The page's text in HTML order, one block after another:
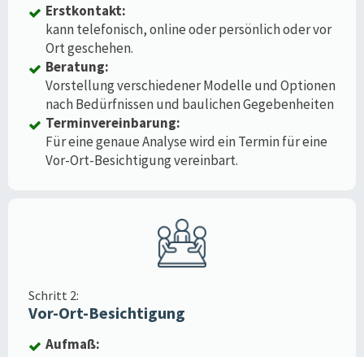
Erstkontakt:
kann telefonisch, online oder persönlich oder vor
Ort geschehen.
Beratung:
Vorstellung verschiedener Modelle und Optionen
nach Bedürfnissen und baulichen Gegebenheiten
Terminvereinbarung:
Für eine genaue Analyse wird ein Termin für eine
Vor-Ort-Besichtigung vereinbart.
Schritt 2:
Vor-Ort-Besichtigung
Aufmaß: